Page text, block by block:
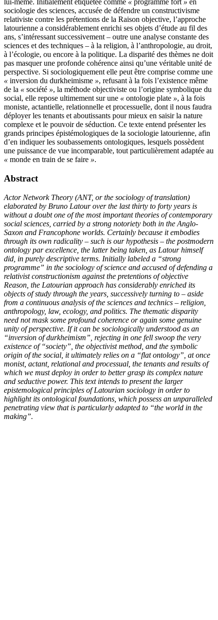
lui-même. Initialement étiquetée comme « programme fort » en
sociologie des sciences, accusée de défendre un constructivisme
relativiste contre les prétentions de la Raison objective, l’approche
latourienne a considérablement enrichi ses objets d’étude au fil des
ans, s’intéressant successivement – outre une analyse constante des
sciences et des techniques – à la religion, à l’anthropologie, au droit,
à l’écologie, ou encore à la politique. La disparité des thèmes ne doit
pas masquer une profonde cohérence ainsi qu’une véritable unité de
perspective. Si sociologiquement elle peut être comprise comme une
« inversion du durkheimisme », refusant à la fois l’existence même
de la « société », la méthode objectiviste ou l’origine symbolique du
social, elle repose ultimement sur une « ontologie plate », à la fois
moniste, actantielle, relationnelle et processuelle, dont il nous faudra
déployer les tenants et aboutissants pour mieux en saisir la nature
complexe et le pouvoir de séduction. Ce texte entend présenter les
grands principes épistémologiques de la sociologie latourienne, afin
d’en indiquer les soubassements ontologiques, lesquels possèdent
une puissance de vue incomparable, tout particulièrement adaptée au
« monde en train de se faire ».
Abstract
Actor Network Theory (ANT, or the sociology of translation)
elaborated by Bruno Latour over the last thirty to forty years is
without a doubt one of the most important theories of contemporary
social sciences, carried by a strong notoriety both in the Anglo-
Saxon and Francophone worlds. Certainly because it embodies
through its own radicality – such is our hypothesis – the postmodern
ontology par excellence, the latter being taken, as Latour himself
did, in purely descriptive terms. Initially labeled a “strong
programme” in the sociology of science and accused of defending a
relativist constructionism against the pretentions of objective
Reason, the Latourian approach has considerably enriched its
objects of study through the years, successively turning to – aside
from a continuous analysis of the sciences and technics – religion,
anthropology, law, ecology, and politics. The thematic disparity
need not mask some profound coherence or again some genuine
unity of perspective. If it can be sociologically understood as an
“inversion of durkheimism”, rejecting in one fell swoop the very
existence of “society”, the objectivist method, and the symbolic
origin of the social, it ultimately relies on a “flat ontology”, at once
monist, actant, relational and processual, the tenants and results of
which we must deploy in order to better grasp its complex nature
and seductive power. This text intends to present the larger
epistemological principles of Latourian sociology in order to
highlight its ontological foundations, which possess an unparalleled
penetrating view that is particularly adapted to “the world in the
making”.